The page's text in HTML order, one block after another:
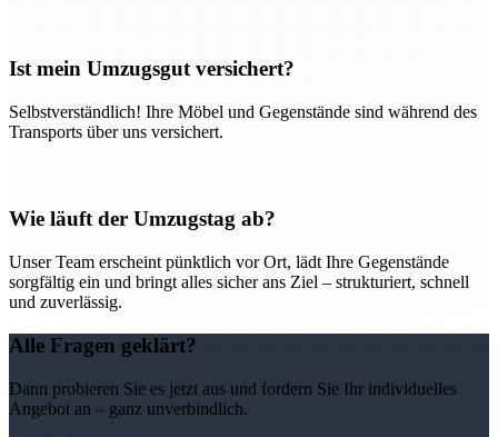
Ist mein Umzugsgut versichert?
Selbstverständlich! Ihre Möbel und Gegenstände sind während des
Transports über uns versichert.
Wie läuft der Umzugstag ab?
Unser Team erscheint pünktlich vor Ort, lädt Ihre Gegenstände
sorgfältig ein und bringt alles sicher ans Ziel – strukturiert, schnell
und zuverlässig.
Alle Fragen geklärt?
Dann probieren Sie es jetzt aus und fordern Sie Ihr individuelles
Angebot an – ganz unverbindlich.